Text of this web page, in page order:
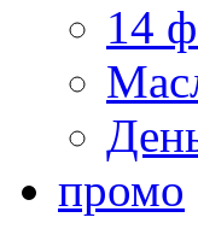
14
промо